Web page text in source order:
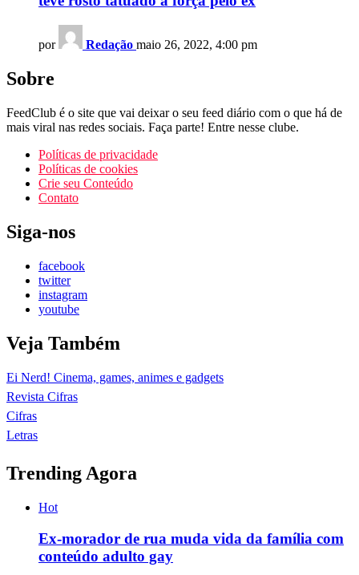
por Redação maio 26, 2022, 4:00 pm
Sobre
FeedClub é o site que vai deixar o seu feed diário com o que há de
mais viral nas redes sociais. Faça parte! Entre nesse clube.
Políticas de privacidade
Políticas de cookies
Crie seu Conteúdo
Contato
Siga-nos
facebook
twitter
instagram
youtube
Veja Também
Ei Nerd! Cinema, games, animes e gadgets
Revista Cifras
Cifras
Letras
Trending Agora
Hot
Ex-morador de rua muda vida da família com
conteúdo adulto gay